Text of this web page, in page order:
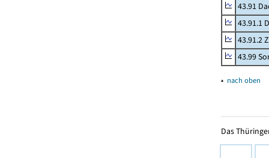
43.91
43.91.1
43.91.2
43.99
▴ nach oben
Das